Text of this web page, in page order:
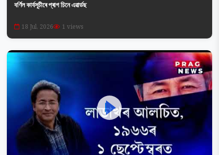
বৰ্ণিল কাৰ্যসূচীৰে প্ৰাগ চিনে এৱাৰ্ডছ
18 Jul, 2026 1 views